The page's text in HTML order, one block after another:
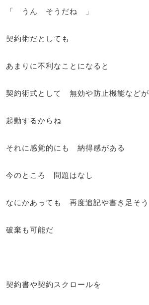
「 うん そうだね 」
契約術だとしても
あまりに不利なことになると
契約術式として 無効や防止機能などが
起動するからね
それに感覚的にも 納得感がある
今のところ 問題はなし
なにかあっても 再度追記や書き足そう
破棄も可能だ
契約書や契約スクロールを